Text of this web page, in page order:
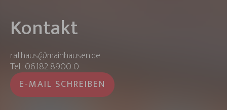
Kontakt
rathaus@mainhausen.de
Tel.: 06182 8900 0
E-MAIL SCHREIBEN